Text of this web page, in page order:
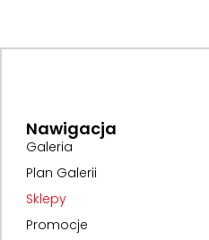
Nawigacja
Galeria
Plan Galerii
Sklepy
Promocje